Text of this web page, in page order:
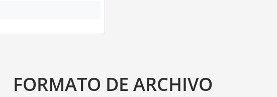
FORMATO DE ARCHIVO